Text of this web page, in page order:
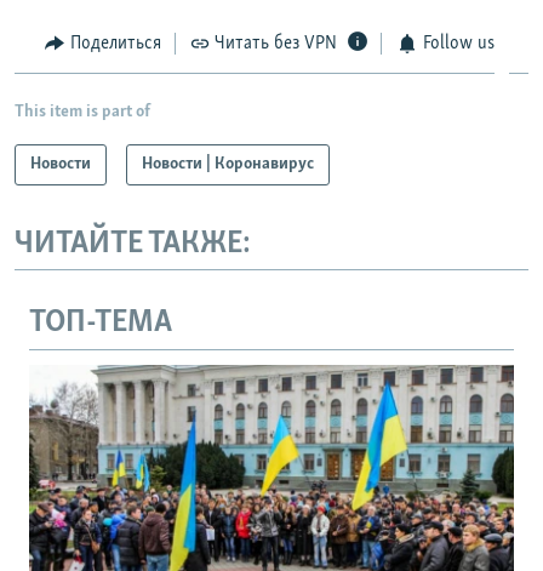
Поделиться Читать без VPN Follow us
This item is part of
Новости Новости | Коронавирус
ЧИТАЙТЕ ТАКЖЕ:
ТОП-ТЕМА